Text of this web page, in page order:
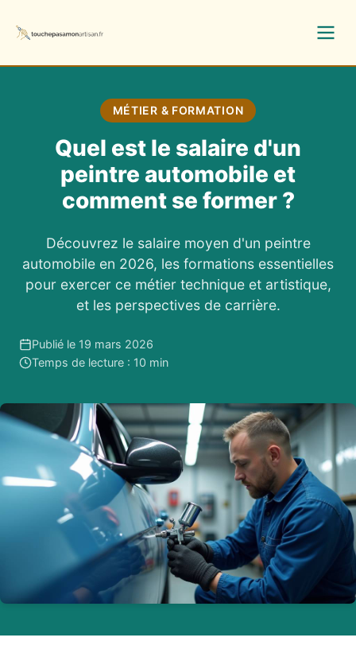
MÉTIER & FORMATION
Quel est le salaire d'un
peintre automobile et
comment se former ?
Découvrez le salaire moyen d'un peintre
automobile en 2026, les formations essentielles
pour exercer ce métier technique et artistique,
et les perspectives de carrière.
Publié le 19 mars 2026
Temps de lecture : 10 min